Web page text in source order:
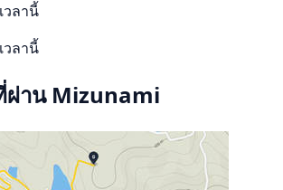
วลานี้
วลานี้
ผ่าน Mizunami